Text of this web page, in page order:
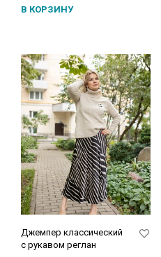
В КОРЗИНУ
Джемпер классический
с рукавом реглан